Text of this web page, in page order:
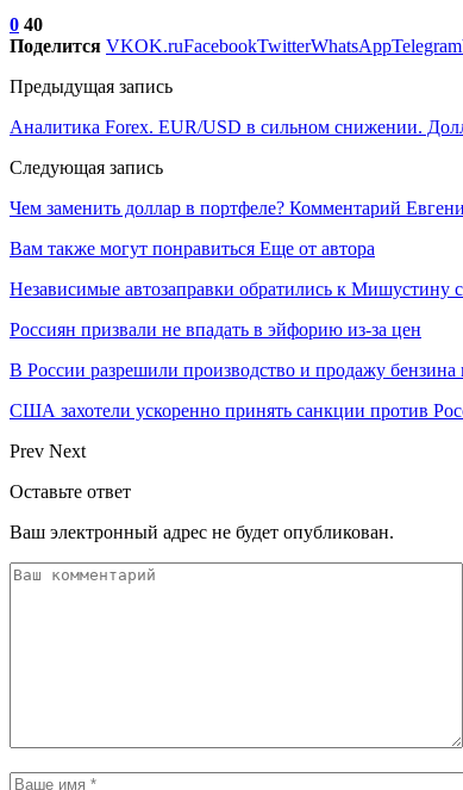
0 40
Поделится VKOK.ruFacebookTwitterWhatsAppTelegram
Предыдущая запись
Аналитика Forex. EUR/USD в сильном снижении.
Следующая запись
Чем заменить доллар в портфеле? Комментарий
Вам также могут понравиться Еще от автора
Независимые автозаправки обратились к Мишустину
Россиян призвали не впадать в эйфорию из-за цен
В России разрешили производство и продажу бензина
США захотели ускоренно принять санкции против
Prev Next
Оставьте ответ
Ваш электронный адрес не будет опубликован.